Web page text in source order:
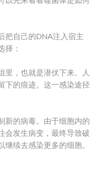
把自己的DNA注入宿主
择：
里，也就是潜伏下来。人
下的痕迹。这一感染途径
新的病毒。由于细胞内的
会发生病变，最终导致破
续去感染更多的细胞。